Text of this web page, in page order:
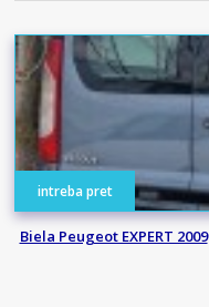
intreba pret
Biela Peugeot EXPERT 2009